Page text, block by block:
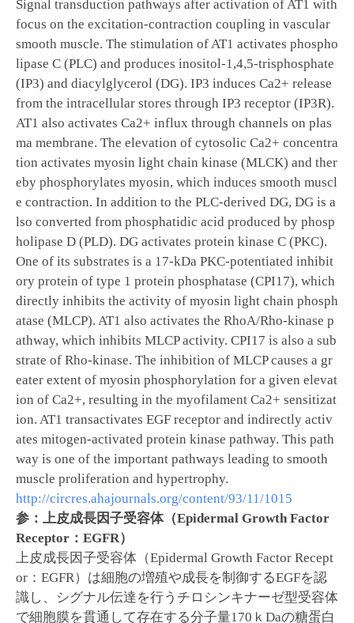
Signal transduction pathways after activation of AT1 with
focus on the excitation-contraction coupling in vascular
smooth muscle. The stimulation of AT1 activates phospho
lipase C (PLC) and produces inositol-1,4,5-trisphosphate
(IP3) and diacylglycerol (DG). IP3 induces Ca2+ release
from the intracellular stores through IP3 receptor (IP3R).
AT1 also activates Ca2+ influx through channels on plas
ma membrane. The elevation of cytosolic Ca2+ concentra
tion activates myosin light chain kinase (MLCK) and ther
eby phosphorylates myosin, which induces smooth muscl
e contraction. In addition to the PLC-derived DG, DG is a
lso converted from phosphatidic acid produced by phosp
holipase D (PLD). DG activates protein kinase C (PKC).
One of its substrates is a 17-kDa PKC-potentiated inhibit
ory protein of type 1 protein phosphatase (CPI17), which
directly inhibits the activity of myosin light chain phosph
atase (MLCP). AT1 also activates the RhoA/Rho-kinase p
athway, which inhibits MLCP activity. CPI17 is also a sub
strate of Rho-kinase. The inhibition of MLCP causes a gr
eater extent of myosin phosphorylation for a given elevat
ion of Ca2+, resulting in the myofilament Ca2+ sensitizat
ion. AT1 transactivates EGF receptor and indirectly activ
ates mitogen-activated protein kinase pathway. This path
way is one of the important pathways leading to smooth
muscle proliferation and hypertrophy.
http://circres.ahajournals.org/content/93/11/1015
参：上皮成長因子受容体（Epidermal Growth Factor
Receptor：EGFR）
上皮成長因子受容体（Epidermal Growth Factor Recept
or：EGFR）は細胞の増殖や成長を制御するEGFを認
識し、シグナル伝達を行うチロシンキナーゼ型受容体
で細胞膜を貫通して存在する分子量170ｋDaの糖蛋白